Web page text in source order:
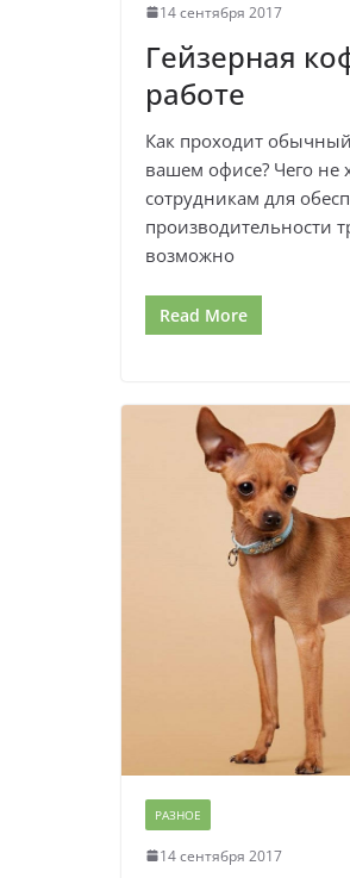
14 сентября 2017
Гейзерная
работе
Как проходит
вашем офисе? Чего не
сотрудникам для
производительности
возможно
Read More
РАЗНОЕ
14 сентября 2017